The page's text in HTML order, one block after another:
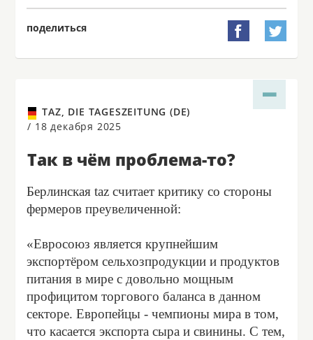
поделиться  
TAZ, DIE TAGESZEITUNG (DE)
/ 18 декабря 2025
Так в чём проблема-то?
Берлинская taz считает критику со стороны
фермеров преувеличенной:
«Евросоюз является крупнейшим
экспортёром сельхозпродукции и продуктов
питания в мире с довольно мощным
профицитом торгового баланса в данном
секторе. Европейцы - чемпионы мира в том,
что касается экспорта сыра и свинины. С тем,